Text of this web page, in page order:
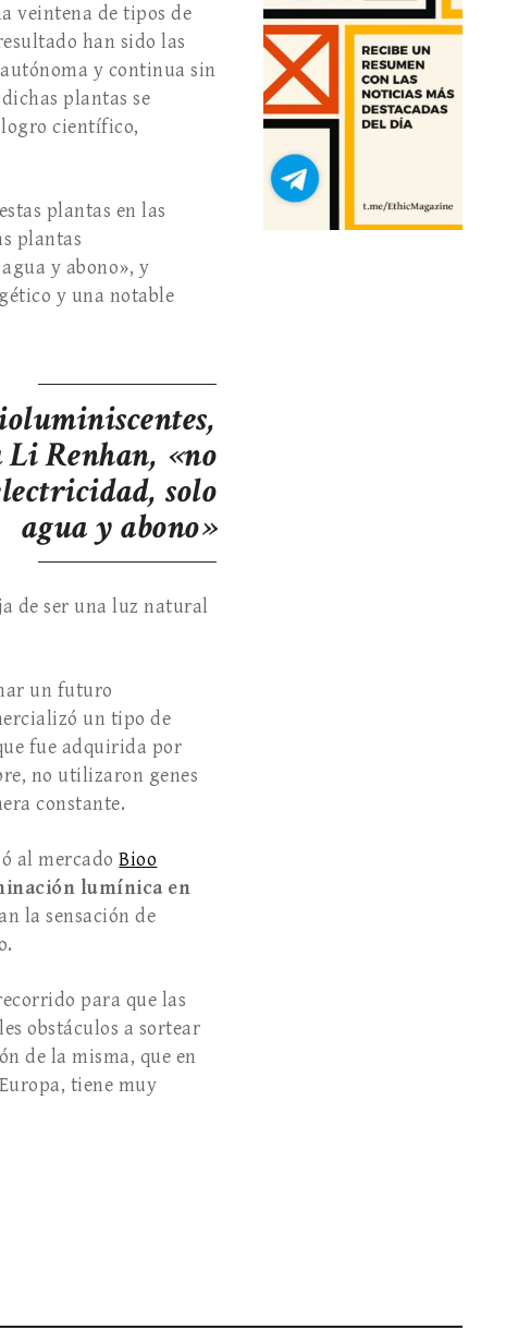
veintena de tipos de
han sido las
y continua sin
plantas se
científico,
plantas en las
plantas
y abono», y
y una notable
Li Renhan, «no
solo
agua y abono»
de ser una luz natural
un futuro
un tipo de
fue adquirida por
no utilizaron genes
constante.
al mercadoBioo
lumínica en
la sensación de
para que las
obstáculos a sortear
de la misma, que en
tiene muy